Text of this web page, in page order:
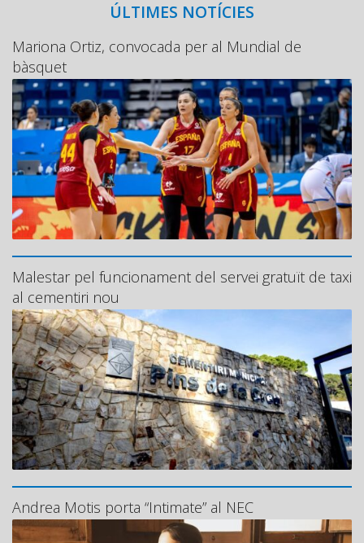
ÚLTIMES NOTÍCIES
Mariona Ortiz, convocada per al Mundial de
bàsquet
Malestar pel funcionament del servei gratuït de taxi
al cementiri nou
Andrea Motis porta “Intimate” al NEC